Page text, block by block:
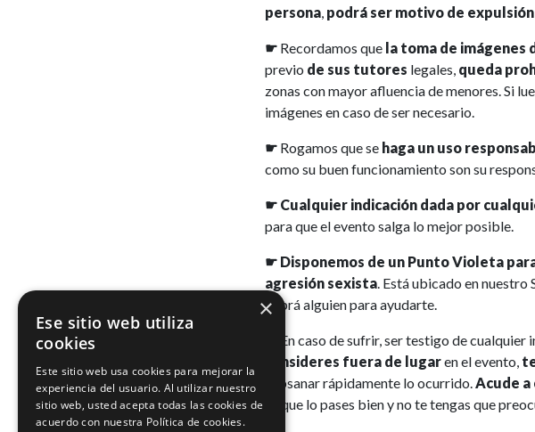
persona, podrá ser motivo de expulsión
☛ Recordamos que la toma de imágenes
previo de sus tutores legales, queda
zonas con mayor afluencia de menores. Si
imágenes en caso de ser necesario.
☛ Rogamos que se haga un uso
como su buen funcionamiento son su
☛ Cualquier indicación dada por
para que el evento salga lo mejor posible.
☛ Disponemos de un Punto Violeta
agresión sexista. Está ubicado en nuestro
habrá alguien para ayudarte.
En caso de sufrir, ser testigo de
consideres fuera de lugaren el evento,
subsanar rápidamente lo ocurrido.Acude
es que lo pases bien y no te tengas que
×
Ese sitio web utiliza
cookies
Este sitio web usa cookies para mejorar la
experiencia del usuario. Al utilizar nuestro
sitio web, usted acepta todas las cookies de
acuerdo con nuestra Política de cookies.